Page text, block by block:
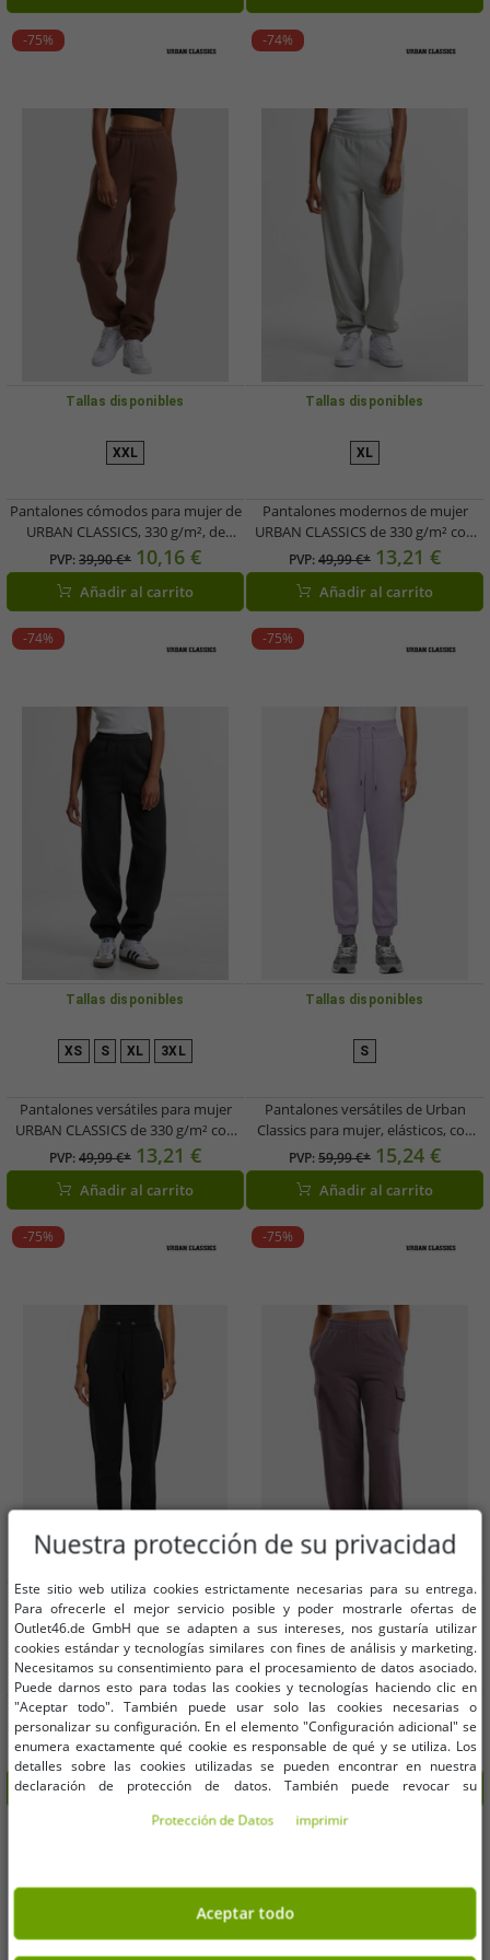
-75%
Tallas disponibles
XXL
Pantalones cómodos para mujer de
URBAN CLASSICS, 330 g/m², de
algodón, color marrón.
PVP:39,90 €* 10,16 €
Añadir al carrito
-74%
Tallas disponibles
XL
Pantalones modernos de mujer
URBAN CLASSICS de 330 g/m² con
algodón gris
PVP:49,99 €* 13,21 €
Añadir al carrito
-74%
Tallas disponibles
XS S XL 3XL
Pantalones versátiles para mujer
URBAN CLASSICS de 330 g/m² con
algodón negro
PVP:49,99 €* 13,21 €
Añadir al carrito
-75%
Tallas disponibles
S
Pantalones versátiles de Urban
Classics para mujer, elásticos, con
cordón ajustable y bolsillos, de
algodón, color morado.
PVP:59,99 €* 15,24 €
Añadir al carrito
-75%
Tallas disponibles
XS S M L XXL 3XL
5XL
Pantalones versátiles de mujer
URBAN CLASSICS con elasticidad,
cordón ajustable y bolsillos,
confeccionados en algodón, color
negro.
PVP:59,99 €* 15,24 €
Añadir al carrito
-75%
Tallas disponibles
M L
Pantalones versátiles de Urban
Classics para mujer con bolsillos,
algodón de 280 g/m², color violeta.
PVP:39,99 €* 10,16 €
Añadir al carrito
Nuestra protección de su privacidad
Este sitio web utiliza cookies estrictamente necesarias para su entrega.
Para ofrecerle el mejor servicio posible y poder mostrarle ofertas de
Outlet46.de GmbH que se adapten a sus intereses, nos gustaría utilizar
cookies estándar y tecnologías similares con fines de análisis y marketing.
Necesitamos su consentimiento para el procesamiento de datos asociado.
Puede darnos esto para todas las cookies y tecnologías haciendo clic en
"Aceptar todo". También puede usar solo las cookies necesarias o
personalizar su configuración. En el elemento "Configuración adicional" se
enumera exactamente qué cookie es responsable de qué y se utiliza. Los
detalles sobre las cookies utilizadas se pueden encontrar en nuestra
declaración de protección de datos. También puede revocar su
encontrar en la impresión.Protección de Datos imprimir
Aceptar todo